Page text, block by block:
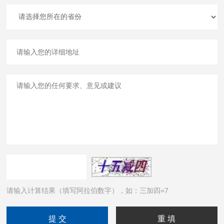
请输入计算结果（填写阿拉伯数字），如：三加四=7